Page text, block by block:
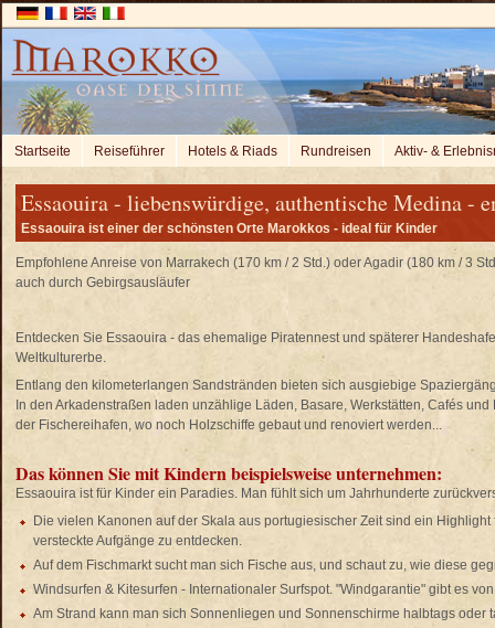
Startseite Reiseführer Hotels & Riads Rundreisen Aktiv- &
Essaouira - liebenswürdige, authentische Medina -
Essaouira ist einer der schönsten Orte Marokkos - ideal für Kinder
Empfohlene Anreise von Marrakech (170 km / 2 Std.) oder Agadir (180 km / 3
auch durch Gebirgsausläufer
Entdecken Sie Essaouira - das ehemalige Piratennest und späterer
Weltkulturerbe.
Entlang den kilometerlangen Sandstränden bieten sich ausgiebige
In den Arkadenstraßen laden unzählige Läden, Basare, Werkstätten, Cafés
der Fischereihafen, wo noch Holzschiffe gebaut und renoviert werden...
Das können Sie mit Kindern beispielsweise unternehmen:
Essaouira ist für Kinder ein Paradies. Man fühlt sich um Jahrhunderte
Die vielen Kanonen auf der Skala aus portugiesischer Zeit sind ein
versteckte Aufgänge zu entdecken.
Auf dem Fischmarkt sucht man sich Fische aus, und schaut zu, wie diese
Windsurfen & Kitesurfen - Internationaler Surfspot. "Windgarantie" gibt es
Am Strand kann man sich Sonnenliegen und Sonnenschirme halbtags oder